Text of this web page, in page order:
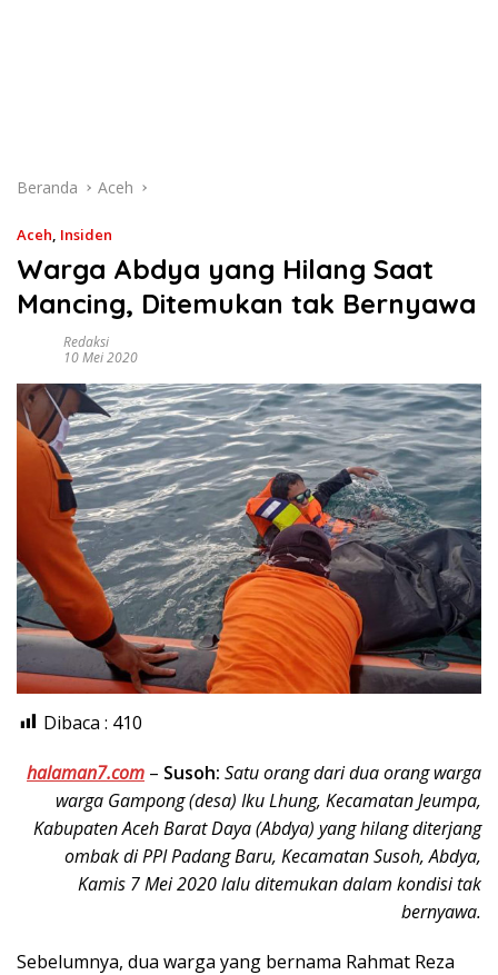
Beranda Aceh
Aceh, Insiden
Warga Abdya yang Hilang Saat
Mancing, Ditemukan tak Bernyawa
Redaksi
10 Mei 2020
Dibaca : 410
halaman7.com – Susoh: Satu orang dari dua orang warga
warga Gampong (desa) Iku Lhung, Kecamatan Jeumpa,
Kabupaten Aceh Barat Daya (Abdya) yang hilang diterjang
ombak di PPI Padang Baru, Kecamatan Susoh, Abdya,
Kamis 7 Mei 2020 lalu ditemukan dalam kondisi tak
bernyawa.
Sebelumnya, dua warga yang bernama Rahmat Reza